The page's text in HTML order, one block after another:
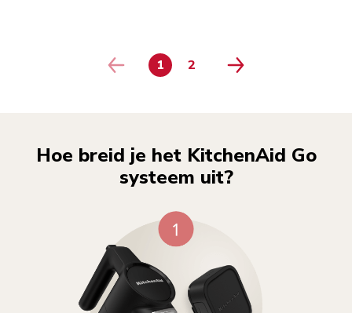
PAGE
1 PAGE
2
Hoe breid je het KitchenAid Go
systeem uit?